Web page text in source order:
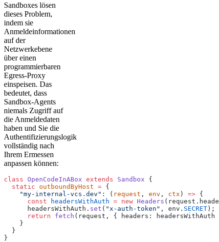
Sandboxes lösen
dieses Problem,
indem sie
Anmeldeinformationen
auf der
Netzwerkebene
über einen
programmierbaren
Egress-Proxy
einspeisen. Das
bedeutet, dass
Sandbox-Agents
niemals Zugriff auf
die Anmeldedaten
haben und Sie die
Authentifizierungslogik
vollständig nach
Ihrem Ermessen
anpassen können:
class OpenCodeInABox extends Sandbox {
  static
outboundByHost = {
    "my-internal-vcs.dev"
: ( request , env , ctx ) => {
      const
headersWithAuth = new Headers
      headersWithAuth.
set ( "x-auth-token" , env. SECRET);
      return
fetch (request, { headers:
    }
  }
}